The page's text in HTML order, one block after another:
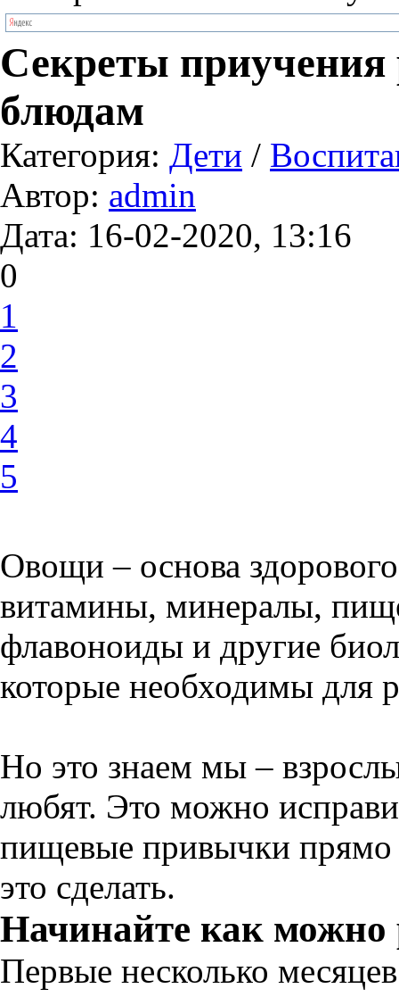
Секреты
блюдам
Категория: Дети /
Автор: admin
Дата: 16-02-2020, 13:16
0
1
2
3
4
5
Овощи – основа
витамины, минералы,
флавоноиды и другие
которые необходимы для
Но это знаем мы –
любят. Это можно
пищевые привычки
это сделать.
Начинайте как
Первые несколько